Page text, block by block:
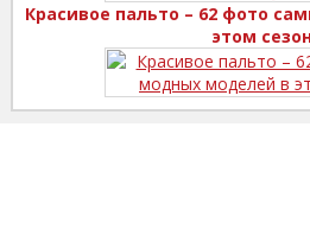
Красивое пальто – 62 фото
этом